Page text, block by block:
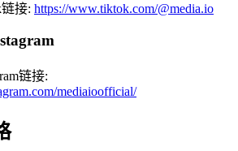
接: https://www.tiktok.com/@media.io
链接:
mediaioofficial/